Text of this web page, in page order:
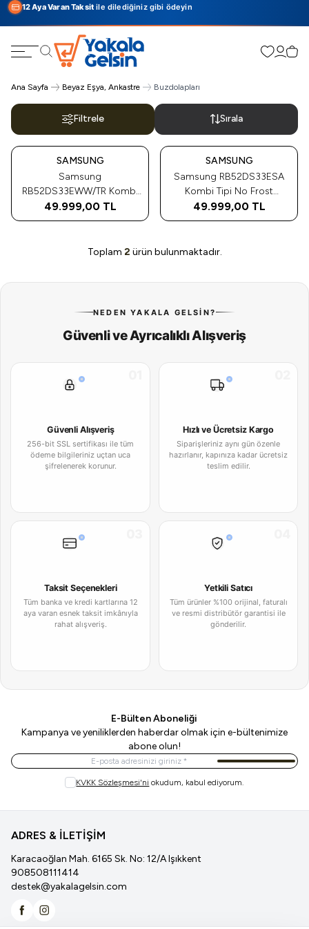
12 Aya Varan Taksit ile dilediğiniz gibi ödeyin
Favorilerim
Ana Sayfa Beyaz Eşya, Ankastre Buzdolapları
Filtrele Sırala
SAMSUNG
Samsung
RB52DS33EWW/TR Kombi
No Frost Buzdolabı
49.999,00TL
SAMSUNG
Samsung RB52DS33ESA
Kombi Tipi No Frost
Buzdolabı
49.999,00TL
Toplam 2 ürün bulunmaktadır.
NEDEN YAKALA GELSIN?
Güvenli ve Ayrıcalıklı Alışveriş
Güvenli Alışveriş
256-bit SSL sertifikası ile tüm
ödeme bilgileriniz uçtan uca
şifrelenerek korunur.
Hızlı ve Ücretsiz Kargo
Siparişleriniz aynı gün özenle
hazırlanır, kapınıza kadar ücretsiz
teslim edilir.
Taksit Seçenekleri
Tüm banka ve kredi kartlarına 12
aya varan esnek taksit imkânıyla
rahat alışveriş.
Yetkili Satıcı
Tüm ürünler %100 orijinal, faturalı
ve resmi distribütör garantisi ile
gönderilir.
E-Bülten Aboneliği
Kampanya ve yeniliklerden haberdar olmak için e-bültenimize
abone olun!
Kayıt Ol
KVKK Sözleşmesi'ni okudum, kabul ediyorum.
ADRES & İLETİŞİM
Karacaoğlan Mah. 6165 Sk. No: 12/A Işıkkent
908508111414
destek@yakalagelsin.com
Facebookİnstagram